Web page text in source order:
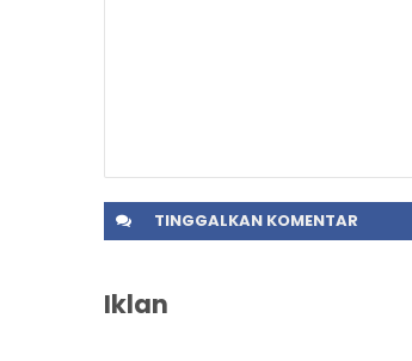
TINGGALKAN KOMENTAR
Iklan